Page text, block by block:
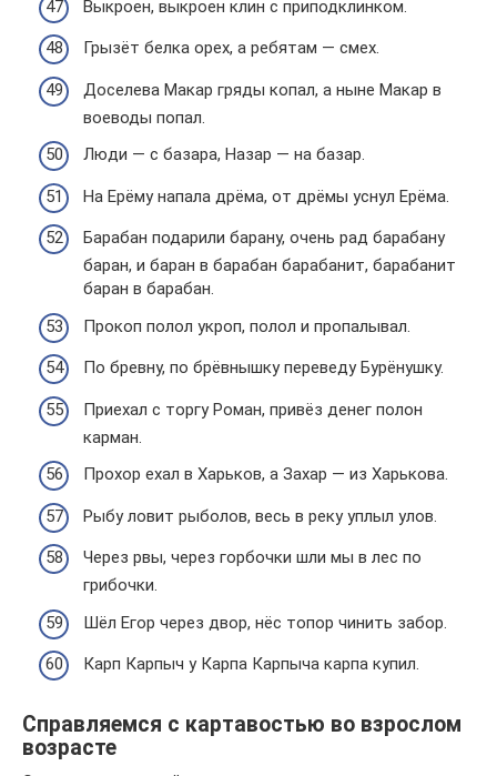
Выкроен, выкроен клин с приподклинком.
Грызёт белка орех, а ребятам — смех.
Доселева Макар гряды копал, а ныне Макар в
воеводы попал.
Люди — с базара, Назар — на базар.
На Ерёму напала дрёма, от дрёмы уснул Ерёма.
Барабан подарили барану, очень рад барабану
баран, и баран в барабан барабанит, барабанит
баран в барабан.
Прокоп полол укроп, полол и пропалывал.
По бревну, по брёвнышку переведу Бурёнушку.
Приехал с торгу Роман, привёз денег полон
карман.
Прохор ехал в Харьков, а Захар — из Харькова.
Рыбу ловит рыболов, весь в реку уплыл улов.
Через рвы, через горбочки шли мы в лес по
грибочки.
Шёл Егор через двор, нёс топор чинить забор.
Карп Карпыч у Карпа Карпыча карпа купил.
Справляемся с картавостью во взрослом
возрасте